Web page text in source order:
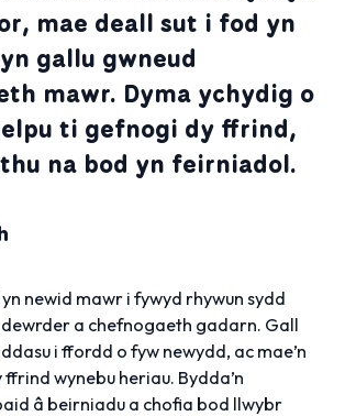
mae deall sut i fod yn
gallu gwneud
mawr. Dyma ychydig o
ti gefnogi dy ffrind,
na bod yn feirniadol.
newid mawr i fywyd rhywun sydd
a chefnogaeth gadarn. Gall
i ffordd o fyw newydd, ac mae’n
wynebu heriau. Bydda’n
â beirniadu a chofia bod llwybr